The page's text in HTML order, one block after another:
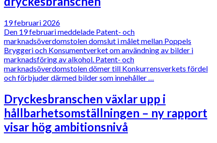
19 februari 2026
Den 19 februari meddelade Patent- och
marknadsöverdomstolen domslut i målet mellan Poppels
Bryggeri och Konsumentverket om användning av bilder i
marknadsföring av alkohol. Patent- och
marknadsöverdomstolen dömer till Konkurrensverkets fördel
och förbjuder därmed bilder som innehåller …
Dryckesbranschen växlar upp i
hållbarhetsomställningen – ny rapport
visar hög ambitionsnivå